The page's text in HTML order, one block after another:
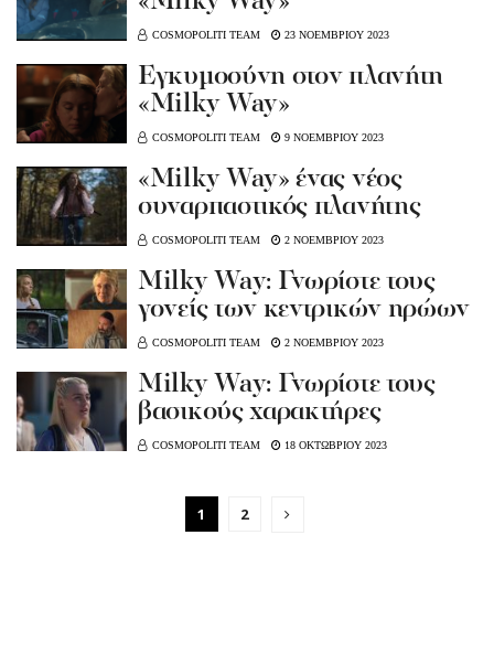
COSMOPOLITI TEAM 23 ΝΟΕΜΒΡΙΟΥ 2023
Εγκυμοσύνη στον πλανήτη
«Milky Way»
COSMOPOLITI TEAM 9 ΝΟΕΜΒΡΙΟΥ 2023
«Milky Way» ένας νέος
συναρπαστικός πλανήτης
COSMOPOLITI TEAM 2 ΝΟΕΜΒΡΙΟΥ 2023
Milky Way: Γνωρίστε τους
γονείς των κεντρικών ηρώων
COSMOPOLITI TEAM 2 ΝΟΕΜΒΡΙΟΥ 2023
Milky Way: Γνωρίστε τους
βασικούς χαρακτήρες
COSMOPOLITI TEAM 18 ΟΚΤΩΒΡΙΟΥ 2023
1 2